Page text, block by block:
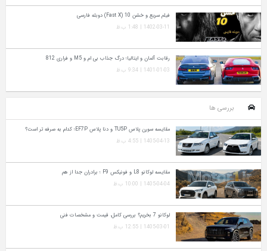
فیلم سریع و خشن 10 (Fast X) دوبله فارسی
1402-03-11 | 1:48 ب.ظ
رقابت آلمان و ایتالیا؛ درگ جذاب بی ام و M5 و فراری 812
1401-01-03 | 9:34 ب.ظ
بررسی ها
مقایسه سورن پلاس TU5P و دنا پلاس EF7P؛ کدام به‌ صرفه‌ تر است؟
1405-04-13 | 4:55 ب.ظ
مقایسه لوکانو L8 و فونیکس F9 ؛ برادران جدا از هم
1405-04-04 | 10:00 ب.ظ
لوکانو 7 بخریم؟ بررسی کامل، قیمت و مشخصات فنی
1405-03-01 | 12:55 ب.ظ